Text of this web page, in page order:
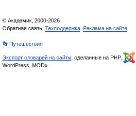
© Академик, 2000-2026
Обратная связь: Техподдержка Реклама на сайте
👣 Путешествия
Экспорт словарей на сайты , сделанные на PHP,
WordPress, MODx.